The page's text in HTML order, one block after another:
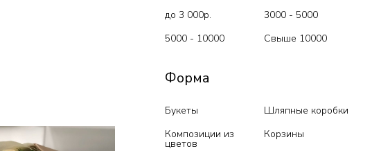
до 3 000р.
3000 - 5000
5000 - 10000
Свыше 10000
Форма
Букеты
Шляпные коробки
Композиции из
цветов
Корзины